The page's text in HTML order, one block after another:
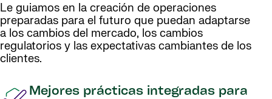
Le guiamos en la creación de operaciones
preparadas para el futuro que puedan adaptarse
a los cambios del mercado, los cambios
regulatorios y las expectativas cambiantes de los
clientes.
Mejores prácticas integradas para